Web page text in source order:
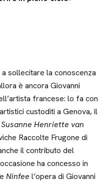
sollecitare la conoscenza
è ancora Giovanni
francese: lo fa con
custoditi a Genova, il
Henriette van
Raccolte Frugone di
il contributo del
ha concesso in
Ninfee l’opera di Giovanni